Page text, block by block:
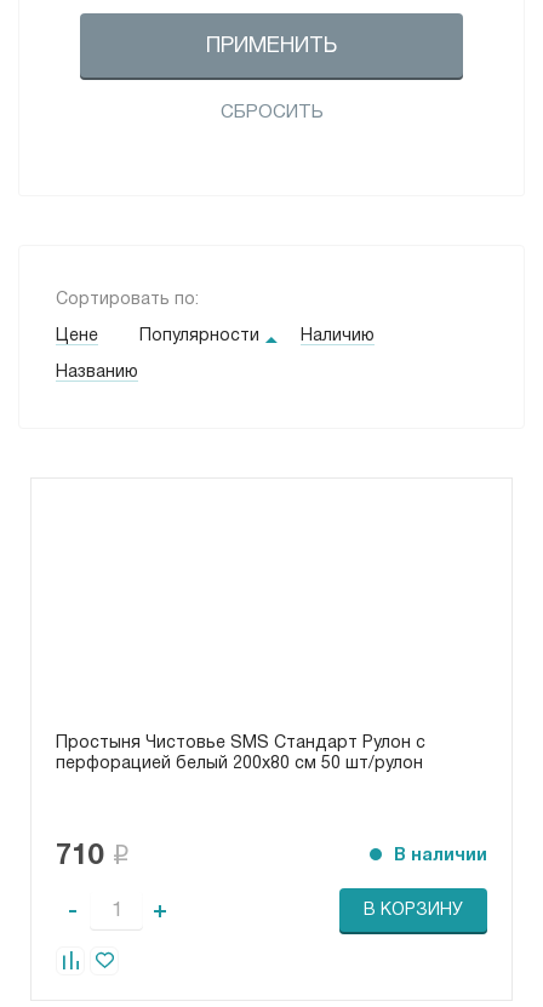
ПРИМЕНИТЬ
СБРОСИТЬ
Сортировать по:
Цене Популярности Наличию
Названию
Простыня Чистовье SMS Стандарт Рулон с
перфорацией белый 200х80 см 50 шт/рулон
710 В наличии
- + В КОРЗИНУ